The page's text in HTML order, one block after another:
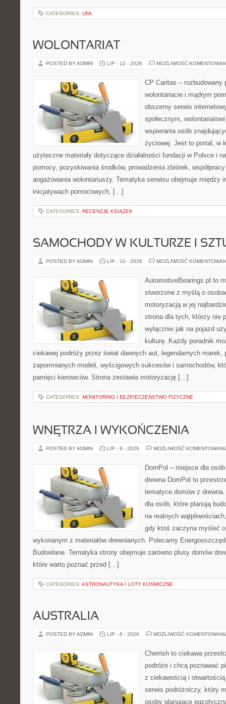
CATEGORIES: UFA
WOLONTARIAT
POSTED BY ADMIN LIP - 12 - 2026 MOŻLIWOŚĆ
CP Caritas – rozbudowany
wolontariacie i mądrym
obszerny serwis
społecznym,
wspierania osób
życiowej. Jest to portal, w
użyteczne materiały dotyczące działalności fundacji w Polsce i
pomocy, pozyskiwania środków, prowadzenia zbiórek,
angażowania wolontariuszy. Tematyka serwisu obejmuje między
inicjatywach pomocowych, […]
CATEGORIES: RECENZJE KSIĄŻEK
SAMOCHODY W KULTURZE I
POSTED BY ADMIN LIP - 10 - 2026 MOŻLIWOŚĆ
AutomotiveBearings.pl to
stworzone z myślą o
motoryzacją w jej
strona dla tych, którzy nie
wyłącznie jak na pojazd
kulturę. Każdy poradnik
ciekawej podróży przez świat dawnych aut, legendarnych marek,
zapomnianych modeli, wyścigowych sukcesów i samochodów,
pamięci kierowców. Strona zestawia motoryzację […]
CATEGORIES: MONITORING I BEZPIECZEŃSTWO FIZYCZNE
WNĘTRZA I WYKOŃCZENIA
POSTED BY ADMIN LIP - 9 - 2026 MOŻLIWOŚĆ
DomPol – miejsce dla
drewna DomPol to
tematyce domów z
dla osób, które planują
na realnych
gdy ktoś zaczyna myśleć o
wykonanym z materiałów drewnianych. Polecamy
Budowlane. Tematyka strony obejmuje zarówno plusy domów
które warto poznać przed […]
CATEGORIES: ASTRONAUTYKA I LOTY KOSMICZNE
AUSTRALIA
POSTED BY ADMIN LIP - 6 - 2026 MOŻLIWOŚĆ
Cherrish to ciekawa
podróże i chcą poznawać
z ciekawością i
serwis podróżniczy, który
osoby planujące